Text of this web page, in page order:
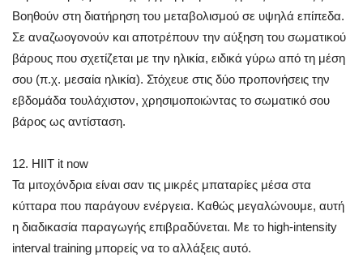
Βοηθούν στη διατήρηση του μεταβολισμού σε υψηλά επίπεδα.
Σε αναζωογονούν και αποτρέπουν την αύξηση του σωματικού
βάρους που σχετίζεται με την ηλικία, ειδικά γύρω από τη μέση
σου (π.χ. μεσαία ηλικία). Στόχευε στις δύο προπονήσεις την
εβδομάδα τουλάχιστον, χρησιμοποιώντας το σωματικό σου
βάρος ως αντίσταση.
12. HIIT it now
Τα μιτοχόνδρια είναι σαν τις μικρές μπαταρίες μέσα στα
κύτταρα που παράγουν ενέργεια. Καθώς μεγαλώνουμε, αυτή
η διαδικασία παραγωγής επιβραδύνεται. Με το high-intensity
interval training μπορείς να το αλλάξεις αυτό.